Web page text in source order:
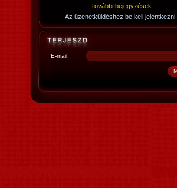
További bejegyzések
Az üzenetküldéshez be kell jelentkezni!
E-mail: